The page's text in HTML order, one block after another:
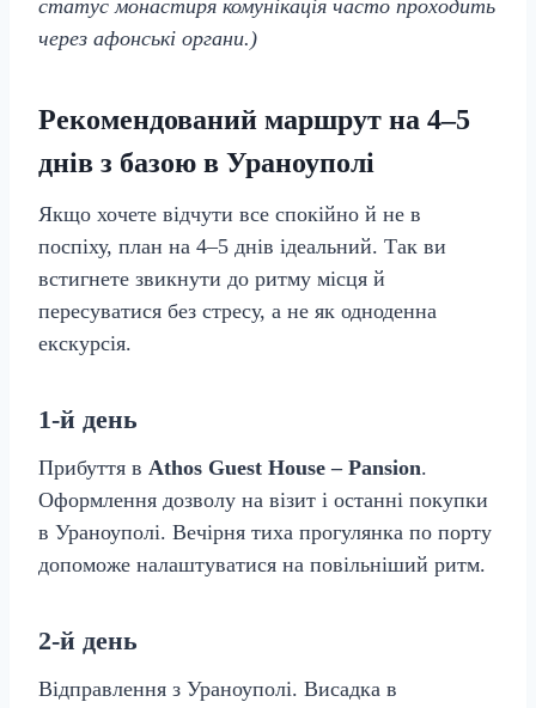
статус монастиря комунікація часто проходить
через афонські органи.)
Рекомендований маршрут на 4–5
днів з базою в Ураноуполі
Якщо хочете відчути все спокійно й не в
поспіху, план на 4–5 днів ідеальний. Так ви
встигнете звикнути до ритму місця й
пересуватися без стресу, а не як одноденна
екскурсія.
1-й день
Прибуття в Athos Guest House – Pansion.
Оформлення дозволу на візит і останні покупки
в Ураноуполі. Вечірня тиха прогулянка по порту
допоможе налаштуватися на повільніший ритм.
2-й день
Відправлення з Ураноуполі. Висадка в